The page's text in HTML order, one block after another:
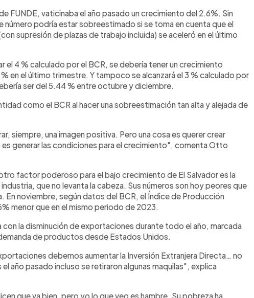
FUNDE, vaticinaba el año pasado un crecimiento del 2.6%. Sin
número podría estar sobreestimado si se toma en cuenta que el
supresión de plazas de trabajo incluida) se aceleró en el último
el 4 % calculado por el BCR, se debería tener un crecimiento
en el último trimestre. Y tampoco se alcanzará el 3 % calculado por
ser del 5.44 % entre octubre y diciembre.
como el BCR al hacer una sobreestimación tan alta y alejada de
siempre, una imagen positiva. Pero una cosa es querer crear
generar las condiciones para el crecimiento", comenta Otto
factor poderoso para el bajo crecimiento de El Salvador es la
que no levanta la cabeza. Sus números son hoy peores que
En noviembre, según datos del BCR, el Índice de Producción
menor que en el mismo periodo de 2023.
con la disminución de exportaciones durante todo el año, marcada
de productos desde Estados Unidos.
debemos aumentar la Inversión Extranjera Directa… no
el año pasado incluso se retiraron algunas maquilas", explica
que va bien, pero yo lo que veo es hambre. Su pobreza ha